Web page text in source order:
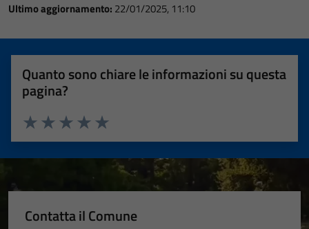
Ultimo aggiornamento: 22/01/2025, 11:10
Quanto sono chiare le informazioni su questa
pagina?
Valuta 5 stelle su 5
Valuta 4 stelle su 5
Valuta 3 stelle su 5
Valuta 2 stelle su 5
Valuta 1 stelle su 5
Contatta il Comune